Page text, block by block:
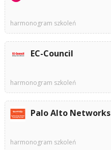
harmonogram szkoleń
EC-Council
harmonogram szkoleń
Palo Alto Networks
harmonogram szkoleń